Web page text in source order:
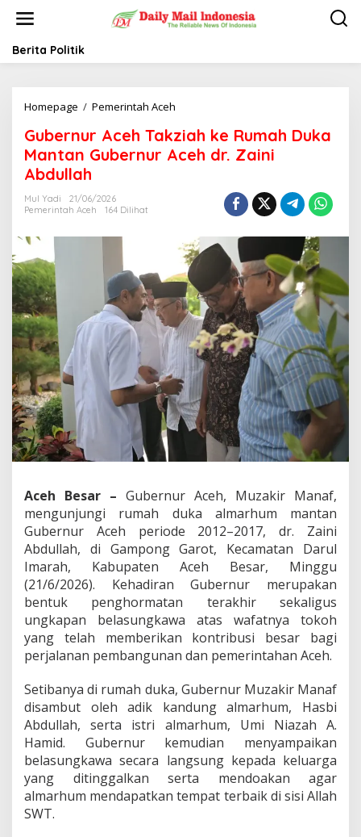
t
Berita Politik
Homepage / Pemerintah Aceh
b
e
r
e
T
a
k
z
i
k
e
R
u
u
k
a
M
a
n
a
n
G
u
b
n
u
r
A
c
e
h
d
Gubernur Aceh Takziah ke Rumah Duka
Mantan Gubernur Aceh dr. Zaini
Abdullah
Mul Yadi
21/06/2026
Pemerintah Aceh
164 Dilihat
Aceh Besar – Gubernur Aceh, Muzakir Manaf,
mengunjungi rumah duka almarhum mantan
Gubernur Aceh periode 2012–2017, dr. Zaini
Abdullah, di Gampong Garot, Kecamatan Darul
Imarah, Kabupaten Aceh Besar, Minggu
(21/6/2026). Kehadiran Gubernur merupakan
bentuk penghormatan terakhir sekaligus
ungkapan belasungkawa atas wafatnya tokoh
yang telah memberikan kontribusi besar bagi
perjalanan pembangunan dan pemerintahan Aceh.
Setibanya di rumah duka, Gubernur Muzakir Manaf
disambut oleh adik kandung almarhum, Hasbi
Abdullah, serta istri almarhum, Umi Niazah A.
Hamid. Gubernur kemudian menyampaikan
belasungkawa secara langsung kepada keluarga
yang ditinggalkan serta mendoakan agar
almarhum mendapatkan tempat terbaik di sisi Allah
SWT.